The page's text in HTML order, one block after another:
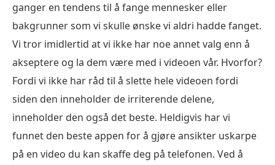
ganger en tendens til å fange mennesker eller
bakgrunner som vi skulle ønske vi aldri hadde fanget.
Vi tror imidlertid at vi ikke har noe annet valg enn å
akseptere og la dem være med i videoen vår. Hvorfor?
Fordi vi ikke har råd til å slette hele videoen fordi
siden den inneholder de irriterende delene,
inneholder den også det beste. Heldigvis har vi
funnet den beste appen for å gjøre ansikter uskarpe
på en video du kan skaffe deg på telefonen. Ved å